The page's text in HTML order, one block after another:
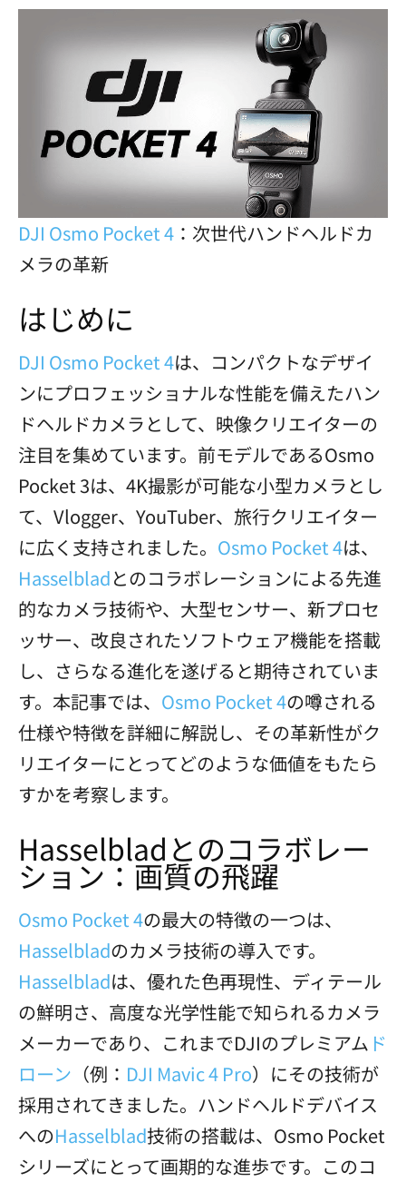
DJI Osmo Pocket 4 ：次世代ハンドヘルドカ
メラの革新
はじめに
DJI Osmo Pocket 4は、コンパクトなデザイ
ンにプロフェッショナルな性能を備えたハン
ドヘルドカメラとして、映像クリエイターの
注目を集めています。前モデルであるOsmo
Pocket 3は、4K撮影が可能な小型カメラとし
て、Vlogger、YouTuber、旅行クリエイター
に広く支持されました。 Osmo Pocket 4は、
Hasselbladとのコラボレーションによる先進
的なカメラ技術や、大型センサー、新プロセ
ッサー、改良されたソフトウェア機能を搭載
し、さらなる進化を遂げると期待されていま
す。本記事では、 Osmo Pocket 4の噂される
仕様や特徴を詳細に解説し、その革新性がク
リエイターにとってどのような価値をもたら
すかを考察します。
Hasselbladとのコラボレー
ション：画質の飛躍
Osmo Pocket 4の最大の特徴の一つは、
Hasselbladのカメラ技術の導入です。
Hasselbladは、優れた色再現性、ディテール
の鮮明さ、高度な光学性能で知られるカメラ
メーカーであり、これまでDJIのプレミアム ド
ローン （例： DJI Mavic 4 Pro）にその技術が
採用されてきました。ハンドヘルドデバイス
へのHasselblad技術の搭載は、Osmo Pocket
シリーズにとって画期的な進歩です。このコ